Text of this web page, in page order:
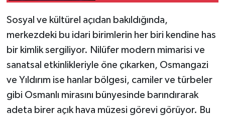
Sosyal ve kültürel açıdan bakıldığında,
merkezdeki bu idari birimlerin her biri kendine has
bir kimlik sergiliyor. Nilüfer modern mimarisi ve
sanatsal etkinlikleriyle öne çıkarken, Osmangazi
ve Yıldırım ise hanlar bölgesi, camiler ve türbeler
gibi Osmanlı mirasını bünyesinde barındırarak
adeta birer açık hava müzesi görevi görüyor. Bu